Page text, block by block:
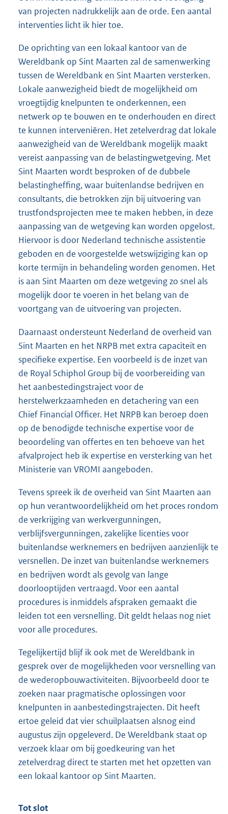
van projecten nadrukkelijk aan de orde. Een aantal
interventies licht ik hier toe.
De oprichting van een lokaal kantoor van de
Wereldbank op Sint Maarten zal de samenwerking
tussen de Wereldbank en Sint Maarten versterken.
Lokale aanwezigheid biedt de mogelijkheid om
vroegtijdig knelpunten te onderkennen, een
netwerk op te bouwen en te onderhouden en direct
te kunnen interveniëren. Het zetelverdrag dat lokale
aanwezigheid van de Wereldbank mogelijk maakt
vereist aanpassing van de belastingwetgeving. Met
Sint Maarten wordt besproken of de dubbele
belastingheffing, waar buitenlandse bedrijven en
consultants, die betrokken zijn bij uitvoering van
trustfondsprojecten mee te maken hebben, in deze
aanpassing van de wetgeving kan worden opgelost.
Hiervoor is door Nederland technische assistentie
geboden en de voorgestelde wetswijziging kan op
korte termijn in behandeling worden genomen. Het
is aan Sint Maarten om deze wetgeving zo snel als
mogelijk door te voeren in het belang van de
voortgang van de uitvoering van projecten.
Daarnaast ondersteunt Nederland de overheid van
Sint Maarten en het NRPB met extra capaciteit en
specifieke expertise. Een voorbeeld is de inzet van
de Royal Schiphol Group bij de voorbereiding van
het aanbestedingstraject voor de
herstelwerkzaamheden en detachering van een
Chief Financial Officer. Het NRPB kan beroep doen
op de benodigde technische expertise voor de
beoordeling van offertes en ten behoeve van het
afvalproject heb ik expertise en versterking van het
Ministerie van VROMI aangeboden.
Tevens spreek ik de overheid van Sint Maarten aan
op hun verantwoordelijkheid om het proces rondom
de verkrijging van werkvergunningen,
verblijfsvergunningen, zakelijke licenties voor
buitenlandse werknemers en bedrijven aanzienlijk te
versnellen. De inzet van buitenlandse werknemers
en bedrijven wordt als gevolg van lange
doorlooptijden vertraagd. Voor een aantal
procedures is inmiddels afspraken gemaakt die
leiden tot een versnelling. Dit geldt helaas nog niet
voor alle procedures.
Tegelijkertijd blijf ik ook met de Wereldbank in
gesprek over de mogelijkheden voor versnelling van
de wederopbouwactiviteiten. Bijvoorbeeld door te
zoeken naar pragmatische oplossingen voor
knelpunten in aanbestedingstrajecten. Dit heeft
ertoe geleid dat vier schuilplaatsen alsnog eind
augustus zijn opgeleverd. De Wereldbank staat op
verzoek klaar om bij goedkeuring van het
zetelverdrag direct te starten met het opzetten van
een lokaal kantoor op Sint Maarten.
Tot slot